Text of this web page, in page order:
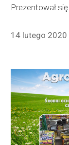
Prezentował
14 lutego 2020